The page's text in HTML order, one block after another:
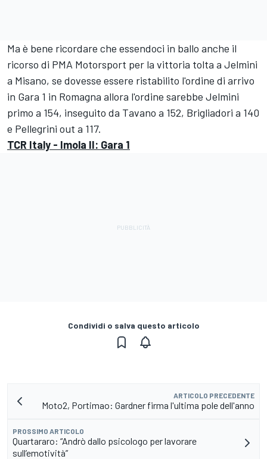
Ma è bene ricordare che essendoci in ballo anche il
ricorso di PMA Motorsport per la vittoria tolta a Jelmini
a Misano, se dovesse essere ristabilito l'ordine di arrivo
in Gara 1 in Romagna allora l'ordine sarebbe Jelmini
primo a 154, inseguito da Tavano a 152, Brigliadori a 140
e Pellegrini out a 117.
TCR Italy - Imola II: Gara 1
Condividi o salva questo articolo
ARTICOLO PRECEDENTE
Moto2, Portimao: Gardner firma l'ultima pole dell'anno
PROSSIMO ARTICOLO
Quartararo: “Andrò dallo psicologo per lavorare
sull’emotività”